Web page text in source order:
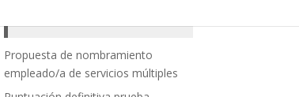
Propuesta de nombramiento
empleado/a de servicios múltiples